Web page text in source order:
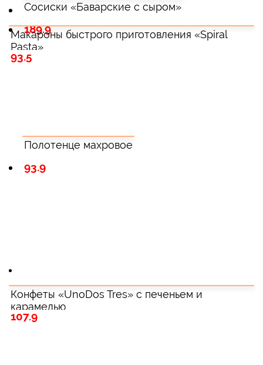
Макароны быстрого приготовления «Spiral
Pasta»
93.5
Сосиски «Баварские с сыром»
189.9
Полотенце махровое
93.9
Конфеты «UnoDos Tres» с печеньем и
карамелью
107.9